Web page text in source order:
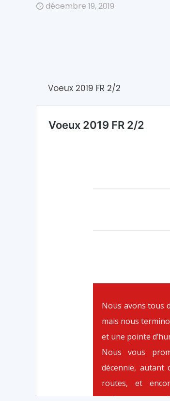
décembre 19, 2019
Voeux 2019 FR 2/2